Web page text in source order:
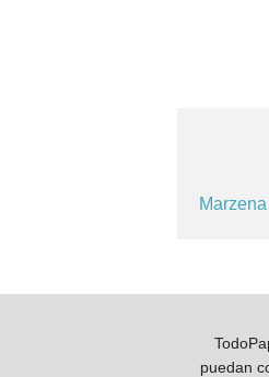
Marzena
puedan